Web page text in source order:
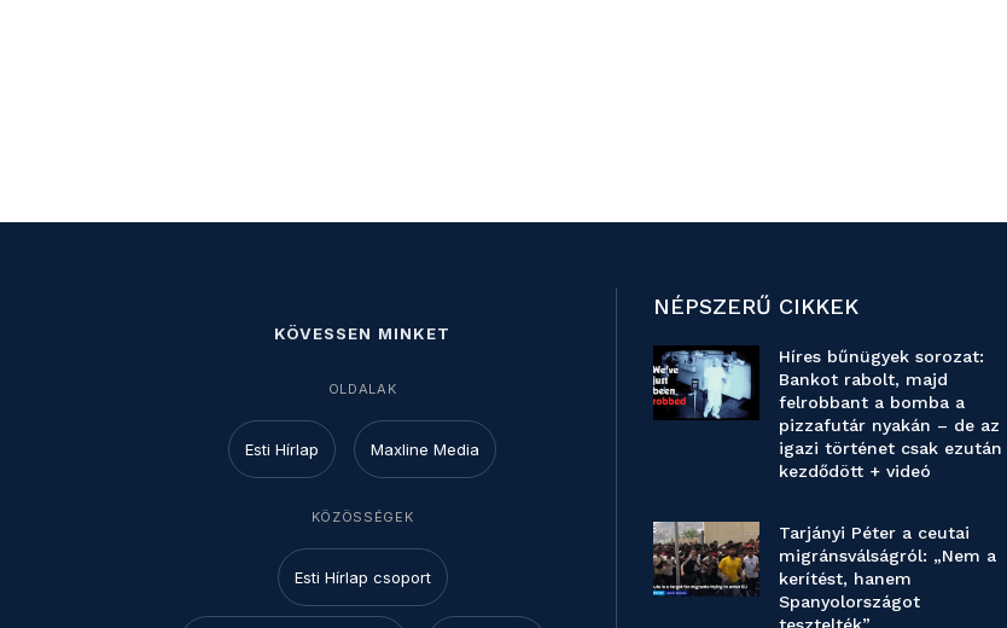
KÖVESSEN MINKET
OLDALAK
Esti Hírlap Maxline Media
KÖZÖSSÉGEK
Esti Hírlap csoport
NÉPSZERŰ CIKKEK
Híres bűnügyek sorozat:
Bankot rabolt, majd
felrobbant a bomba a
pizzafutár nyakán – de az
igazi történet csak ezután
kezdődött + videó
Tarjányi Péter a ceutai
migránsválságról: „Nem a
kerítést, hanem
Spanyolországot